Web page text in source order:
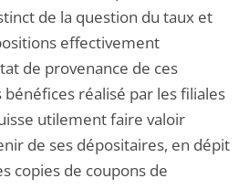
de la question du taux et
effectivement
de provenance de ces
réalisé par les filiales
utilement faire valoir
de ses dépositaires, en dépit
copies de coupons de